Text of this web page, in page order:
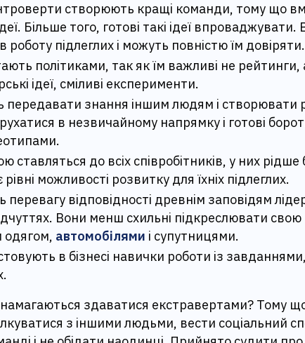
створюють кращі команди, тому що
Більше того, готові такі ідеї впроваджувати.
роботу підлеглих і можуть повністю їм довіряти.
політиками, так як їм важливі не рейтинги,
ідеї, сміливі експерименти.
передавати знання іншим людям і створювати
в незвичайному напрямку і готові
ставляться до всіх співробітників, у них
можливості розвитку для їхніх підлеглих.
відповідності древнім заповідям
Вони менш схильні підкреслювати свою
одягом, автомобілями і супутницями.
в бізнесі навички роботи із
здаватися екстравертами? Тому
з іншими людьми, вести соціальний